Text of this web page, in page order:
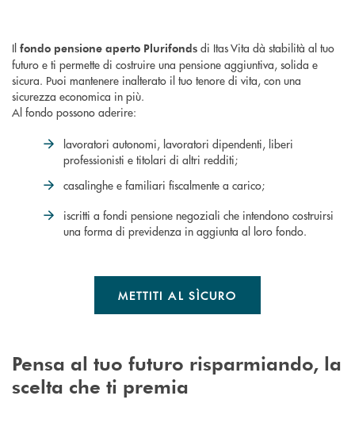
Il fondo pensione aperto Plurifonds di Itas Vita dà stabilità al tuo
futuro e ti permette di costruire una pensione aggiuntiva, solida e
sicura. Puoi mantenere inalterato il tuo tenore di vita, con una
sicurezza economica in più.
Al fondo possono aderire:
lavoratori autonomi, lavoratori dipendenti, liberi
professionisti e titolari di altri redditi;
casalinghe e familiari fiscalmente a carico;
iscritti a fondi pensione negoziali che intendono costruirsi
una forma di previdenza in aggiunta al loro fondo.
METTITI AL SÌCURO
Pensa al tuo futuro risparmiando, la
scelta che ti premia